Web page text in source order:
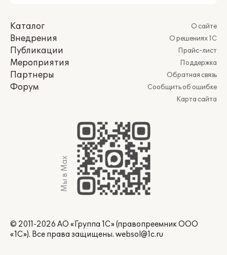
Каталог
Внедрения
Публикации
Мероприятия
Партнеры
Форум
О сайте
О решениях 1С
Прайс-лист
Поддержка
Обратная связь
Сообщить об ошибке
Карта сайта
Мы в Max
© 2011-2026 АО «Группа 1С» (правопреемник ООО
«1С»). Все права защищены. websol@1c.ru